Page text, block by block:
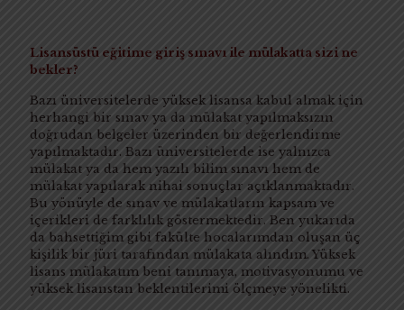
Lisansüstü eğitime giriş sınavı ile mülakatta sizi ne
bekler?
Bazı üniversitelerde yüksek lisansa kabul almak için
herhangi bir sınav ya da mülakat yapılmaksızın
doğrudan belgeler üzerinden bir değerlendirme
yapılmaktadır. Bazı üniversitelerde ise yalnızca
mülakat ya da hem yazılı bilim sınavı hem de
mülakat yapılarak nihai sonuçlar açıklanmaktadır.
Bu yönüyle de sınav ve mülakatların kapsam ve
içerikleri de farklılık göstermektedir. Ben yukarıda
da bahsettiğim gibi fakülte hocalarımdan oluşan üç
kişilik bir jüri tarafından mülakata alındım. Yüksek
lisans mülakatım beni tanımaya, motivasyonumu ve
yüksek lisanstan beklentilerimi ölçmeye yönelikti.